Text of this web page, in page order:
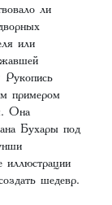
ли
или
Рукопись
примером
Она
Бухары под
шедевр.